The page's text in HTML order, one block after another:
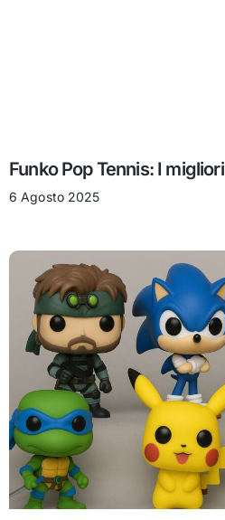
Funko Pop Tennis: I
6 Agosto 2025